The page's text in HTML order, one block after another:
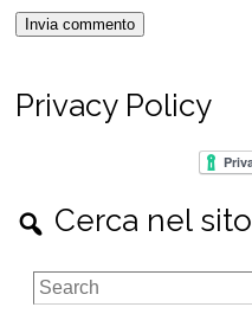
Privacy Policy
Cerca nel sito
S
e